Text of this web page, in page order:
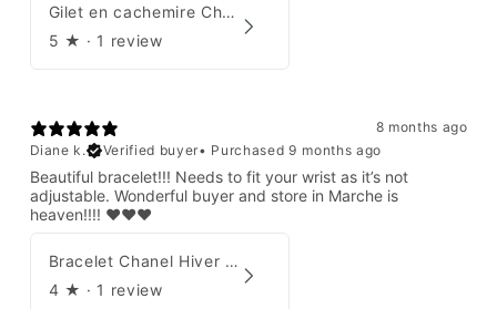
Gilet en cachemire Chanel Automne 1995
5 ★ · 1 review
8 months ago
Diane k.
Verified buyer• Purchased 9 months ago
Beautiful bracelet!!! Needs to fit your wrist as it’s not
adjustable. Wonderful buyer and store in Marche is
heaven!!!! ❤️❤️❤️
Bracelet Chanel Hiver 1997
4 ★ · 1 review